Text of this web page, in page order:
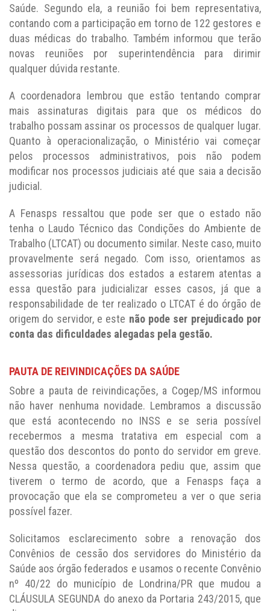
Saúde. Segundo ela, a reunião foi bem representativa,
contando com a participação em torno de 122 gestores e
duas médicas do trabalho. Também informou que terão
novas reuniões por superintendência para dirimir
qualquer dúvida restante.
A coordenadora lembrou que estão tentando comprar
mais assinaturas digitais para que os médicos do
trabalho possam assinar os processos de qualquer lugar.
Quanto à operacionalização, o Ministério vai começar
pelos processos administrativos, pois não podem
modificar nos processos judiciais até que saia a decisão
judicial.
A Fenasps ressaltou que pode ser que o estado não
tenha o Laudo Técnico das Condições do Ambiente de
Trabalho (LTCAT) ou documento similar. Neste caso, muito
provavelmente será negado. Com isso, orientamos as
assessorias jurídicas dos estados a estarem atentas a
essa questão para judicializar esses casos, já que a
responsabilidade de ter realizado o LTCAT é do órgão de
origem do servidor, e este não pode ser prejudicado por
conta das dificuldades alegadas pela gestão.
PAUTA DE REIVINDICAÇÕES DA SAÚDE
Sobre a pauta de reivindicações, a Cogep/MS informou
não haver nenhuma novidade. Lembramos a discussão
que está acontecendo no INSS e se seria possível
recebermos a mesma tratativa em especial com a
questão dos descontos do ponto do servidor em greve.
Nessa questão, a coordenadora pediu que, assim que
tiverem o termo de acordo, que a Fenasps faça a
provocação que ela se comprometeu a ver o que seria
possível fazer.
Solicitamos esclarecimento sobre a renovação dos
Convênios de cessão dos servidores do Ministério da
Saúde aos órgão federados e usamos o recente Convênio
nº 40/22 do município de Londrina/PR que mudou a
CLÁUSULA SEGUNDA do anexo da Portaria 243/2015, que